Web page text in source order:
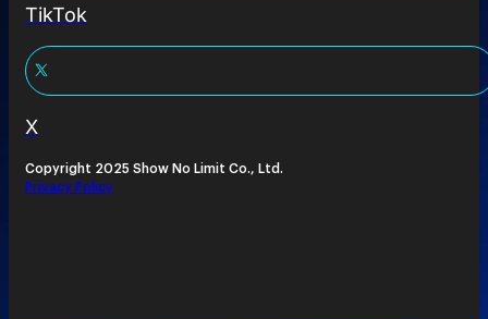
TikTok
X
Copyright 2025 Show No Limit Co., Ltd.
Privacy Policy